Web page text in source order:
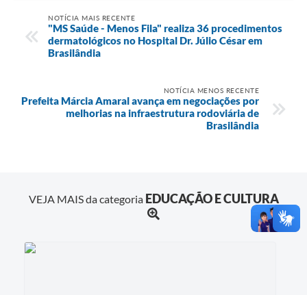
NOTÍCIA MAIS RECENTE
"MS Saúde - Menos Fila" realiza 36 procedimentos
dermatológicos no Hospital Dr. Júlio César em
Brasilândia
NOTÍCIA MENOS RECENTE
Prefeita Márcia Amaral avança em negociações por
melhorias na infraestrutura rodoviária de
Brasilândia
VEJA MAIS da categoria EDUCAÇÃO E CULTURA